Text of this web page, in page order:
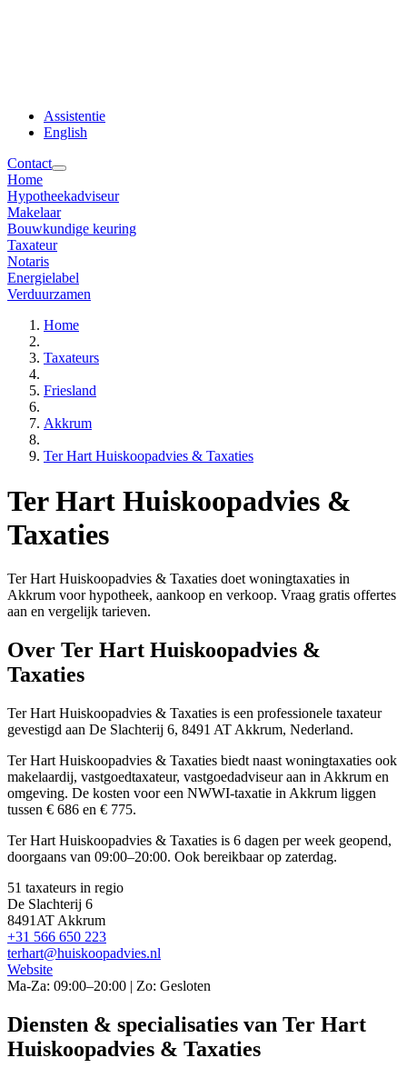
Assistentie
English
Contact
Home
Hypotheekadviseur
Makelaar
Bouwkundige keuring
Taxateur
Notaris
Energielabel
Verduurzamen
Home
Taxateurs
Friesland
Akkrum
Ter Hart Huiskoopadvies & Taxaties
Ter Hart Huiskoopadvies &
Taxaties
Ter Hart Huiskoopadvies & Taxaties doet woningtaxaties in
Akkrum voor hypotheek, aankoop en verkoop. Vraag gratis offertes
aan en vergelijk tarieven.
Over Ter Hart Huiskoopadvies &
Taxaties
Ter Hart Huiskoopadvies & Taxaties is een professionele taxateur
gevestigd aan De Slachterij 6, 8491 AT Akkrum, Nederland.
Ter Hart Huiskoopadvies & Taxaties biedt naast woningtaxaties ook
makelaardij, vastgoedtaxateur, vastgoedadviseur aan in Akkrum en
omgeving. De kosten voor een NWWI-taxatie in Akkrum liggen
tussen € 686 en € 775.
Ter Hart Huiskoopadvies & Taxaties is 6 dagen per week geopend,
doorgaans van 09:00–20:00. Ook bereikbaar op zaterdag.
51 taxateurs in regio
De Slachterij 6
8491AT Akkrum
+31 566 650 223
terhart@huiskoopadvies.nl
Website
Ma-Za: 09:00–20:00 | Zo: Gesloten
Diensten & specialisaties van Ter Hart
Huiskoopadvies & Taxaties